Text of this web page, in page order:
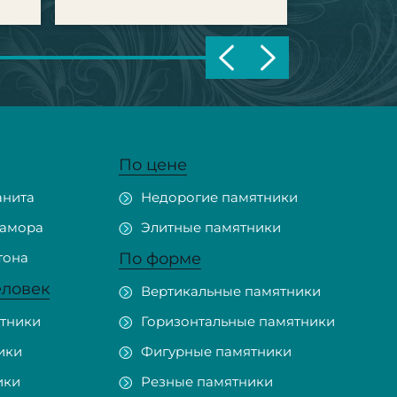
По цене
Недорогие памятники
Элитные памятники
По форме
Вертикальные памятники
Горизонтальные памятники
Фигурные памятники
Резные памятники